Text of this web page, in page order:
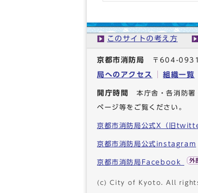
このサイトの考え方
京都市消防局 〒604-
局へのアクセス
組織一覧
開庁時間 本庁舎・各消防
ページ等をご覧ください。
京都市消防局公式X（旧
京都市消防局公式instagram
京都市消防局Facebook
(c) City of Kyoto. All